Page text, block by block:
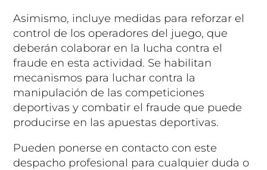
Asimismo, incluye medidas para reforzar el
control de los operadores del juego, que
deberán colaborar en la lucha contra el
fraude en esta actividad. Se habilitan
mecanismos para luchar contra la
manipulación de las competiciones
deportivas y combatir el fraude que puede
producirse en las apuestas deportivas.
Pueden ponerse en contacto con este
despacho profesional para cualquier duda o